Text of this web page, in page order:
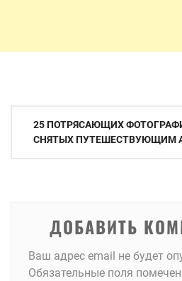
Навигация
25 ПОТРЯСАЮЩИХ
СНЯТЫХ ПУТЕШЕСТВУЮЩИМ
ДОБАВИТЬ
Ваш адрес email не будет
Обязательные поля